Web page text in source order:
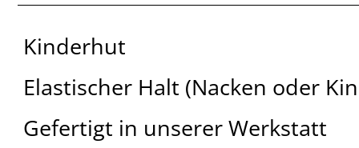
Kinderhut
Elastischer Halt (Nacken oder
Gefertigt in unserer Werkstatt